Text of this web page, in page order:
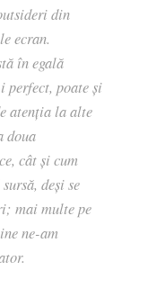
din
ecran.
în egală
perfect, poate și
atenția la alte
doua
cât și cum
deși se
mai multe pe
ne-am